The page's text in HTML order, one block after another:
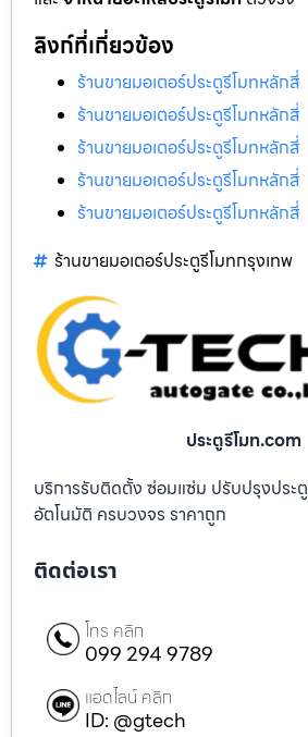
ลิงก์ที่เกี่ยวข้อง
ร้านขายมอเตอร์ประตูรีโมทหลักสี่
ร้านขายมอเตอร์ประตูรีโมทหลักสี่
ร้านขายมอเตอร์ประตูรีโมทหลักสี่
ร้านขายมอเตอร์ประตูรีโมทหลักสี่
ร้านขายมอเตอร์ประตูรีโมทหลักสี่
ร้านขายมอเตอร์ประตูรีโมทกรุงเทพ
ประตูรีโมท.com
บริการรับติดตั้ง ซ่อมแซ่ม ปรับปรุงประ
อัตโนมัติ ครบวงจร ราคาถูก
ติดต่อเรา
โทร คลิก
099 294 9789
แอดไลน์ คลิก
ID: @gtech